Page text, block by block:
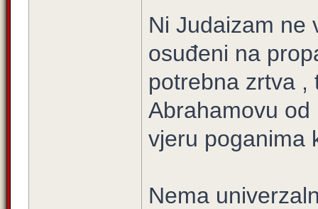
Ni Judaizam ne
osuđeni na
potrebna zrtva ,
Abrahamovu
vjeru poganima
Nema